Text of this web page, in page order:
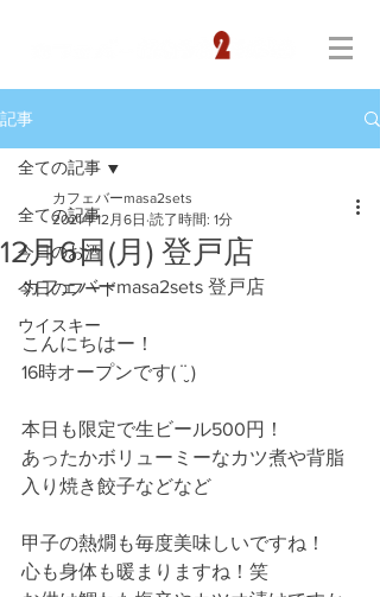
記事
全ての記事
今日のお酒
今日のフード
ウイスキー
全ての記事
12月6日(月) 登戸店
カフェバーmasa2sets
2021年12月6日 読了時間: 1分
カフェバーmasa2sets 登戸店
こんにちはー！
16時オープンです( ¨̮ )
本日も限定で生ビール500円！
あったかボリューミーなカツ煮や背脂
入り焼き餃子などなど
甲子の熱燗も毎度美味しいですね！
心も身体も暖まりますね！笑